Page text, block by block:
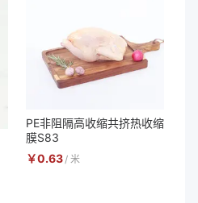
PE非阻隔高收缩共挤热收缩
膜S83
￥0.63 / 米